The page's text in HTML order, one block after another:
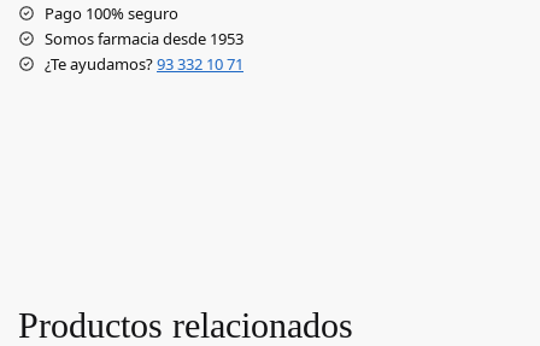
Pago 100% seguro
Somos farmacia desde 1953
¿Te ayudamos?93 332 10 71
Productos relacionados